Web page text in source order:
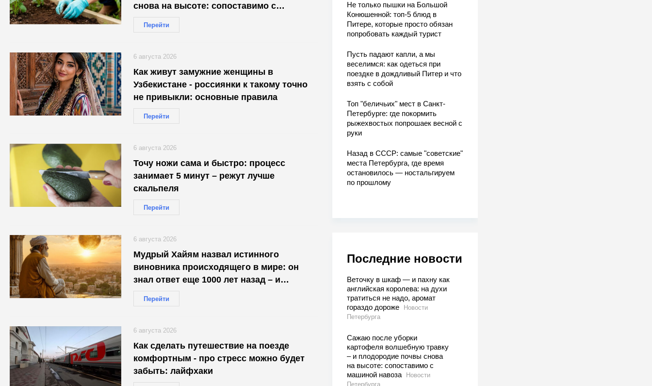
Не только пышки на Большой
Конюшенной: топ-5 блюд в
Питере, которые просто обязан
попробовать каждый турист
Пусть падают капли, а мы
веселимся: как одеться при
поездке в дождливый Питер и что
взять с собой
Топ "беличьих" мест в Санкт-
Петербурге: где покормить
рыжехвостых попрошаек весной с
руки
Назад в СССР: самые "советские"
места Петербурга, где время
остановилось — ностальгируем
по прошлому
Последние новости
Веточку в шкаф — и пахну как
английская королева: на духи
тратиться не надо, аромат
гораздо дороже
Новости
Петербурга
Сажаю после уборки
картофеля волшебную травку
– и плодородие почвы снова
на высоте: сопоставимо с
машиной навоза
Новости
Петербурга
снова на высоте: сопоставимо с
Перейти
Как живут замужние женщины в
Узбекистане - россиянки к такому точно
не привыкли: основные правила
Перейти
6 августа 2026
Точу ножи сама и быстро: процесс
занимает 5 минут – режут лучше
скальпеля
Перейти
6 августа 2026
Мудрый Хайям назвал истинного
виновника происходящего в мире: он
знал ответ еще 1000 лет назад – и
Перейти
6 августа 2026
Как сделать путешествие на поезде
комфортным - про стресс можно будет
забыть: лайфхаки
6 августа 2026